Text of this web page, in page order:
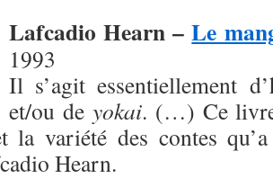
Lafcadio Hearn –Le
1993
Il s’agit essentiellement
et/ou de yokai. (…) Ce
la variété des contes
Hearn.